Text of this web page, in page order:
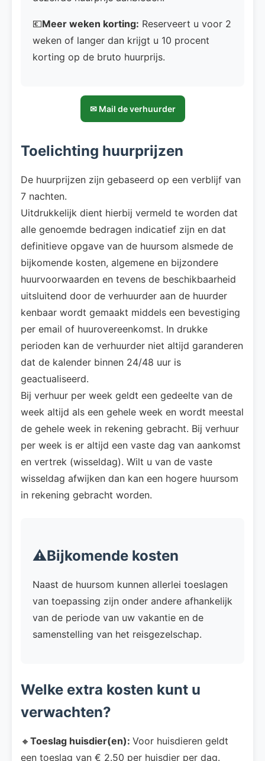
💶Meer weken korting: Reserveert u voor 2
weken of langer dan krijgt u 10 procent
korting op de bruto huurprijs.
✉ Mail de verhuurder
Toelichting huurprijzen
De huurprijzen zijn gebaseerd op een verblijf van
7 nachten.
Uitdrukkelijk dient hierbij vermeld te worden dat
alle genoemde bedragen indicatief zijn en dat
definitieve opgave van de huursom alsmede de
bijkomende kosten, algemene en bijzondere
huurvoorwaarden en tevens de beschikbaarheid
uitsluitend door de verhuurder aan de huurder
kenbaar wordt gemaakt middels een bevestiging
per email of huurovereenkomst. In drukke
perioden kan de verhuurder niet altijd garanderen
dat de kalender binnen 24/48 uur is
geactualiseerd.
Bij verhuur per week geldt een gedeelte van de
week altijd als een gehele week en wordt meestal
de gehele week in rekening gebracht. Bij verhuur
per week is er altijd een vaste dag van aankomst
en vertrek (wisseldag). Wilt u van de vaste
wisseldag afwijken dan kan een hogere huursom
in rekening gebracht worden.
⚠️Bijkomende kosten
Naast de huursom kunnen allerlei toeslagen
van toepassing zijn onder andere afhankelijk
van de periode van uw vakantie en de
samenstelling van het reisgezelschap.
Welke extra kosten kunt u
verwachten?
🔸 Toeslag huisdier(en): Voor huisdieren geldt
een toeslag van € 2.50 per huisdier per dag.